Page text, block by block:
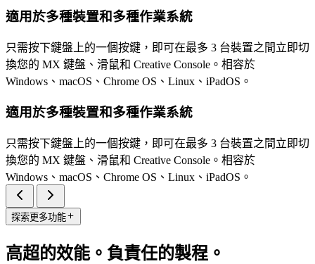
適用於多種裝置和多種作業系統
只需按下鍵盤上的一個按鍵，即可在最多 3 台裝置之間立即切
換您的 MX 鍵盤、滑鼠和 Creative Console。相容於
Windows、macOS、Chrome OS、Linux、iPadOS。
適用於多種裝置和多種作業系統
只需按下鍵盤上的一個按鍵，即可在最多 3 台裝置之間立即切
換您的 MX 鍵盤、滑鼠和 Creative Console。相容於
Windows、macOS、Chrome OS、Linux、iPadOS。
探索更多功能
高超的效能。負責任的製程。